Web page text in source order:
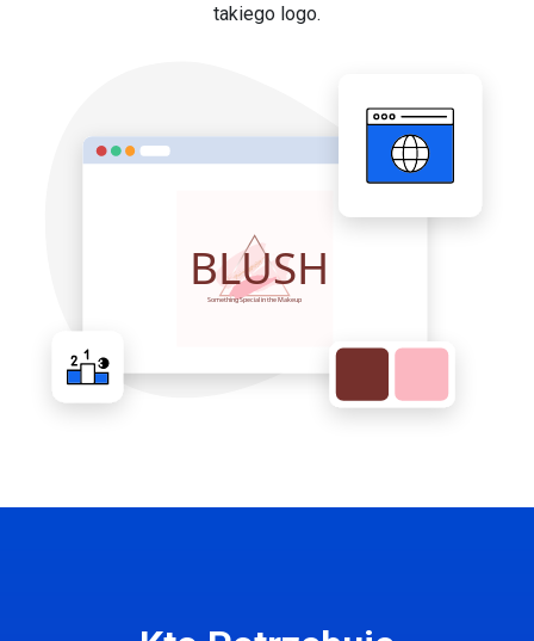
takiego logo.